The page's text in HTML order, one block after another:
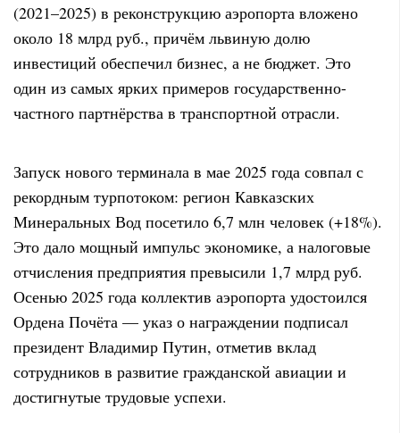
(2021–2025) в реконструкцию аэропорта вложено
около 18 млрд руб., причём львиную долю
инвестиций обеспечил бизнес, а не бюджет. Это
один из самых ярких примеров государственно-
частного партнёрства в транспортной отрасли.
Запуск нового терминала в мае 2025 года совпал с
рекордным турпотоком: регион Кавказских
Минеральных Вод посетило 6,7 млн человек (+18%).
Это дало мощный импульс экономике, а налоговые
отчисления предприятия превысили 1,7 млрд руб.
Осенью 2025 года коллектив аэропорта удостоился
Ордена Почёта — указ о награждении подписал
президент Владимир Путин, отметив вклад
сотрудников в развитие гражданской авиации и
достигнутые трудовые успехи.